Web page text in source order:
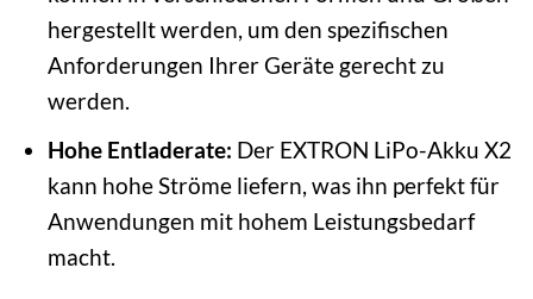
hergestellt werden, um den spezifischen
Anforderungen Ihrer Geräte gerecht zu
werden.
Hohe Entladerate: Der EXTRON LiPo-Akku X2
kann hohe Ströme liefern, was ihn perfekt für
Anwendungen mit hohem Leistungsbedarf
macht.